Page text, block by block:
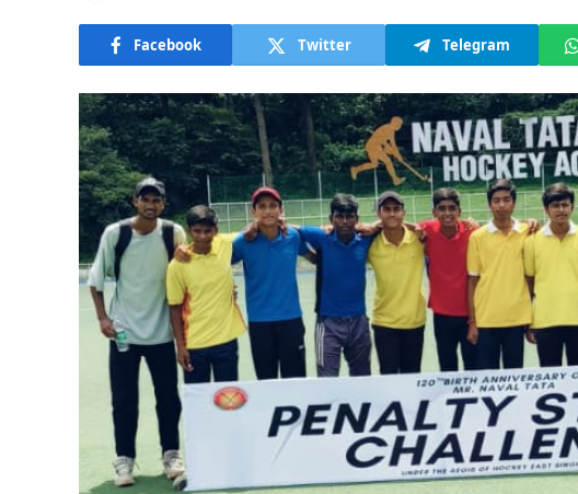
Facebook Twitter Telegram